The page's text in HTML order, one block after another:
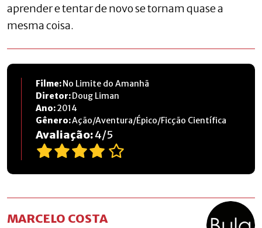
aprender e tentar de novo se tornam quase a
mesma coisa.
Filme:No Limite do Amanhã
Diretor:Doug Liman
Ano:2014
Gênero:Ação/Aventura/Épico/Ficção Científica
Avaliação:4/5
MARCELO COSTA